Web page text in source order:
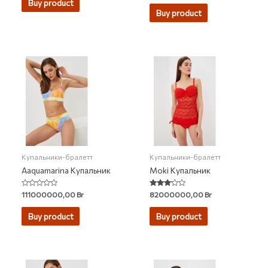
Buy product out of 5
Buy product
Купальники-бралетт
Aaquamarina Купальник
Rated
0
out
111000000,00Br
Buy product
Купальники-бралетт
Moki Купальник
Rated
3.00
out of 5
82000000,00Br
Buy product